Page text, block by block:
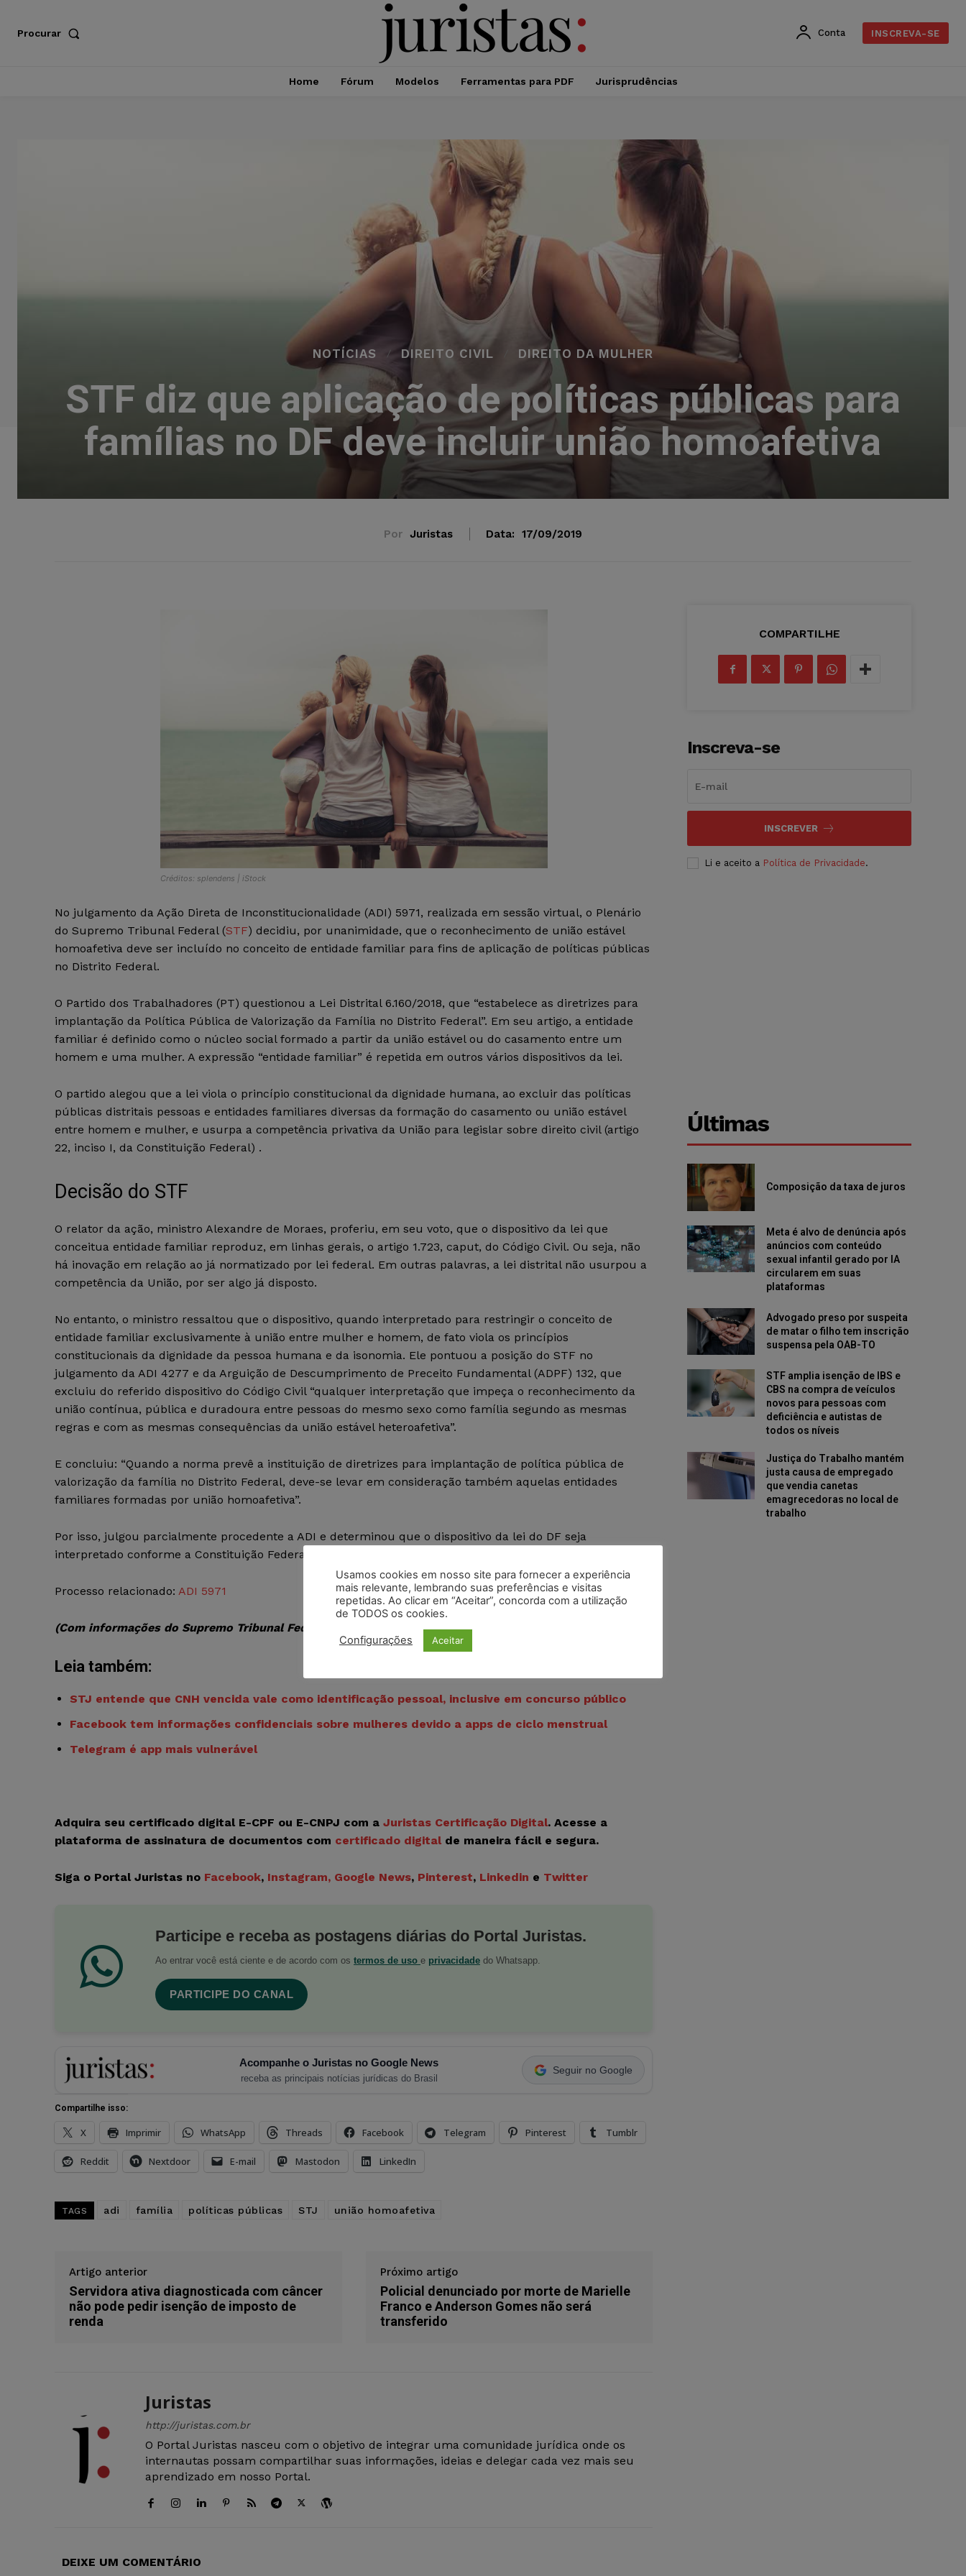
Procurar Conta INSCREVA-SE
Home Fórum Modelos Ferramentas para PDF Jurisprudências
NOTÍCIAS DIREITO CIVIL DIREITO DA MULHER
STF diz que aplicação de políticas públicas para
famílias no DF deve incluir união homoafetiva
Por Juristas Data: 17/09/2019
Créditos: splendens | iStock
No julgamento da Ação Direta de Inconstitucionalidade (ADI) 5971, realizada em sessão virtual, o Plenário
do Supremo Tribunal Federal (STF) decidiu, por unanimidade, que o reconhecimento de união estável
homoafetiva deve ser incluído no conceito de entidade familiar para fins de aplicação de políticas públicas
no Distrito Federal.
O Partido dos Trabalhadores (PT) questionou a Lei Distrital 6.160/2018, que “estabelece as diretrizes para
implantação da Política Pública de Valorização da Família no Distrito Federal”. Em seu artigo, a entidade
familiar é definido como o núcleo social formado a partir da união estável ou do casamento entre um
homem e uma mulher. A expressão “entidade familiar” é repetida em outros vários dispositivos da lei.
O partido alegou que a lei viola o princípio constitucional da dignidade humana, ao excluir das políticas
públicas distritais pessoas e entidades familiares diversas da formação do casamento ou união estável
entre homem e mulher, e usurpa a competência privativa da União para legislar sobre direito civil (artigo
22, inciso I, da Constituição Federal) .
Decisão do STF
O relator da ação, ministro Alexandre de Moraes, proferiu, em seu voto, que o dispositivo da lei que
conceitua entidade familiar reproduz, em linhas gerais, o artigo 1.723, caput, do Código Civil. Ou seja, não
há inovação em relação ao já normatizado por lei federal. Em outras palavras, a lei distrital não usurpou a
competência da União, por ser algo já disposto.
No entanto, o ministro ressaltou que o dispositivo, quando interpretado para restringir o conceito de
entidade familiar exclusivamente à união entre mulher e homem, de fato viola os princípios
constitucionais da dignidade da pessoa humana e da isonomia. Ele pontuou a posição do STF no
julgamento da ADI 4277 e da Arguição de Descumprimento de Preceito Fundamental (ADPF) 132, que
excluiu do referido dispositivo do Código Civil “qualquer interpretação que impeça o reconhecimento da
união contínua, pública e duradoura entre pessoas do mesmo sexo como família segundo as mesmas
regras e com as mesmas consequências da união estável heteroafetiva”.
E concluiu: “Quando a norma prevê a instituição de diretrizes para implantação de política pública de
valorização da família no Distrito Federal, deve-se levar em consideração também aquelas entidades
familiares formadas por união homoafetiva”.
Por isso, julgou parcialmente procedente a ADI e determinou que o dispositivo da lei do DF seja
interpretado conforme a Constituição Federal.
Processo relacionado: ADI 5971
(Com informações do Supremo Tribunal Federal)
Leia também:
STJ entende que CNH vencida vale como identificação pessoal, inclusive em concurso público
Facebook tem informações confidenciais sobre mulheres devido a apps de ciclo menstrual
Telegram é app mais vulnerável
Adquira seu certificado digital E-CPF ou E-CNPJ com a Juristas Certificação Digital. Acesse a
plataforma de assinatura de documentos com certificado digital de maneira fácil e segura.
Siga o Portal Juristas no Facebook, Instagram, Google News, Pinterest, Linkedin e Twitter
Participe e receba as postagens diárias do Portal Juristas.
Ao entrar você está ciente e de acordo com os termos de uso e privacidade do Whatsapp.
PARTICIPE DO CANAL
Acompanhe o Juristas no Google News
receba as principais notícias jurídicas do Brasil
Seguir no Google
Compartilhe isso:
X Imprimir WhatsApp Threads Facebook Telegram Pinterest Tumblr
Reddit Nextdoor E-mail Mastodon LinkedIn
TAGS adi família políticas públicas STJ união homoafetiva
Artigo anterior
Servidora ativa diagnosticada com câncer
não pode pedir isenção de imposto de
renda
Próximo artigo
Policial denunciado por morte de Marielle
Franco e Anderson Gomes não será
transferido
Juristas
http://juristas.com.br
O Portal Juristas nasceu com o objetivo de integrar uma comunidade jurídica onde os
internautas possam compartilhar suas informações, ideias e delegar cada vez mais seu
aprendizado em nosso Portal.
DEIXE UM COMENTÁRIO
COMPARTILHE
Inscreva-se
INSCREVER
Li e aceito a Política de Privacidade.
Últimas
Composição da taxa de juros
Meta é alvo de denúncia após
anúncios com conteúdo
sexual infantil gerado por IA
circularem em suas
plataformas
Advogado preso por suspeita
de matar o filho tem inscrição
suspensa pela OAB-TO
STF amplia isenção de IBS e
CBS na compra de veículos
novos para pessoas com
deficiência e autistas de
todos os níveis
Justiça do Trabalho mantém
justa causa de empregado
que vendia canetas
emagrecedoras no local de
trabalho
Usamos cookies em nosso site para fornecer a experiência
mais relevante, lembrando suas preferências e visitas
repetidas. Ao clicar em “Aceitar”, concorda com a utilização
de TODOS os cookies.
Configurações Aceitar